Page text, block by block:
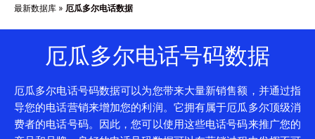
最新数据库 » 厄瓜多尔电话数据
厄瓜多尔电话号码数据
厄瓜多尔电话号码数据可以为您带来大量新销售额，并通过指
导您的电话营销来增加您的利润。它拥有属于厄瓜多尔顶级消
费者的电话号码。因此，您可以使用这些电话号码来推广您的